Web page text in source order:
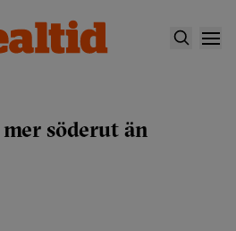
söderut än